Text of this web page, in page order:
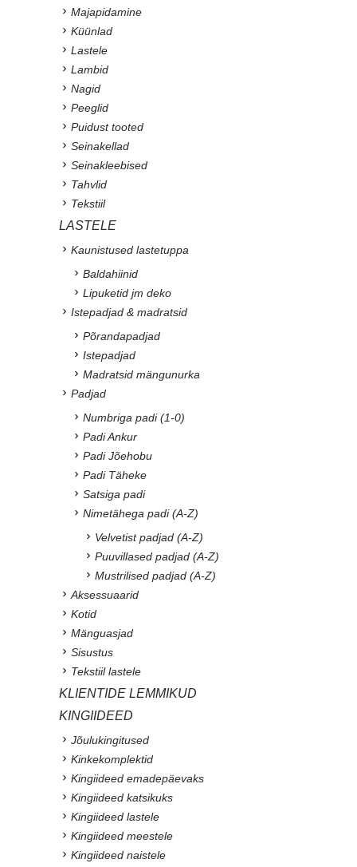
Majapidamine
Küünlad
Lastele
Lambid
Nagid
Peeglid
Puidust tooted
Seinakellad
Seinakleebised
Tahvlid
Tekstiil
LASTELE
Kaunistused lastetuppa
Baldahiinid
Lipuketid jm deko
Istepadjad & madratsid
Põrandapadjad
Istepadjad
Madratsid mängunurka
Padjad
Numbriga padi (1-0)
Padi Ankur
Padi Jõehobu
Padi Täheke
Satsiga padi
Nimetähega padi (A-Z)
Velvetist padjad (A-Z)
Puuvillased padjad (A-Z)
Mustrilised padjad (A-Z)
Aksessuaarid
Kotid
Mänguasjad
Sisustus
Tekstiil lastele
KLIENTIDE LEMMIKUD
KINGIIDEED
Jõulukingitused
Kinkekomplektid
Kingiideed emadepäevaks
Kingiideed katsikuks
Kingiideed lastele
Kingiideed meestele
Kingiideed naistele